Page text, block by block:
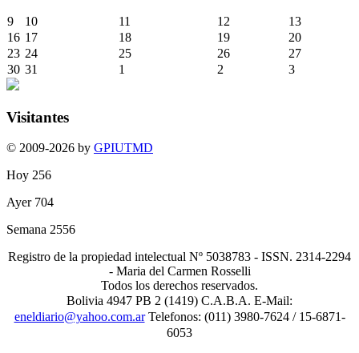
9 10 11 12
13
16 17 18 19
20
23 24 25 26
27
30 31 1 2 3
Visitantes
© 2009-2026 by GPIUTMD
Hoy 256
Ayer 704
Semana 2556
Registro de la propiedad intelectual Nº 5038783 - ISSN. 2314-2294
- Maria del Carmen Rosselli
Todos los derechos reservados.
Bolivia 4947 PB 2 (1419) C.A.B.A. E-Mail:
eneldiario@yahoo.com.arTelefonos: (011) 3980-7624 / 15-6871-
6053